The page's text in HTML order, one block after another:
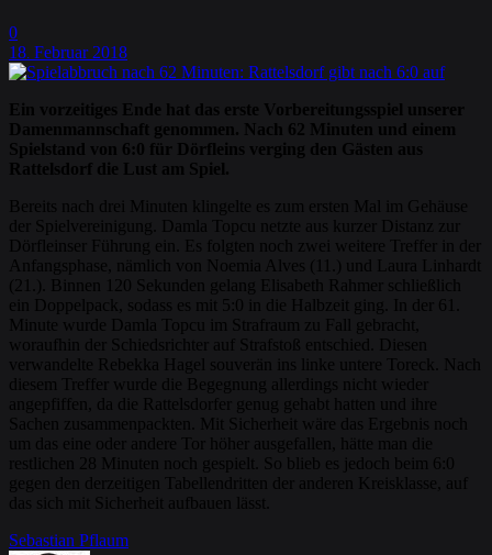
0
18. Februar 2018
Ein vorzeitiges Ende hat das erste Vorbereitungsspiel unserer
Damenmannschaft genommen. Nach 62 Minuten und einem
Spielstand von 6:0 für Dörfleins verging den Gästen aus
Rattelsdorf die Lust am Spiel.
Bereits nach drei Minuten klingelte es zum ersten Mal im Gehäuse
der Spielvereinigung. Damla Topcu netzte aus kurzer Distanz zur
Dörfleinser Führung ein. Es folgten noch zwei weitere Treffer in der
Anfangsphase, nämlich von Noemia Alves (11.) und Laura Linhardt
(21.). Binnen 120 Sekunden gelang Elisabeth Rahmer schließlich
ein Doppelpack, sodass es mit 5:0 in die Halbzeit ging. In der 61.
Minute wurde Damla Topcu im Strafraum zu Fall gebracht,
woraufhin der Schiedsrichter auf Strafstoß entschied. Diesen
verwandelte Rebekka Hagel souverän ins linke untere Toreck. Nach
diesem Treffer wurde die Begegnung allerdings nicht wieder
angepfiffen, da die Rattelsdorfer genug gehabt hatten und ihre
Sachen zusammenpackten. Mit Sicherheit wäre das Ergebnis noch
um das eine oder andere Tor höher ausgefallen, hätte man die
restlichen 28 Minuten noch gespielt. So blieb es jedoch beim 6:0
gegen den derzeitigen Tabellendritten der anderen Kreisklasse, auf
das sich mit Sicherheit aufbauen lässt.
Sebastian Pflaum